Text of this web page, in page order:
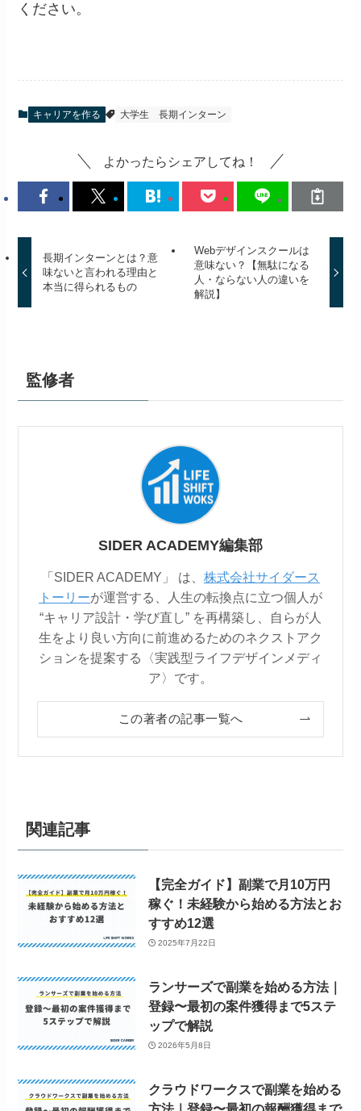
ください。
キャリアを作る 大学生 長期インターン
よかったらシェアしてね！
長期インターンとは？意
味ないと言われる理由と
本当に得られるもの
Webデザインスクールは
意味ない？【無駄になる
人・ならない人の違いを
解説】
監修者
SIDER ACADEMY編集部
「SIDER ACADEMY」 は、 株式会社サイダース
トーリーが運営する、人生の転換点に立つ個人が
“キャリア設計・学び直し” を再構築し、自らが人
生をより良い方向に前進めるためのネクストアク
ションを提案する〈実践型ライフデザインメディ
ア〉です。
この著者の記事一覧へ
関連記事
【完全ガイド】副業で月10万円
稼ぐ！未経験から始める方法とお
すすめ12選
2025年7月22日
ランサーズで副業を始める方法｜
登録〜最初の案件獲得まで5ステ
ップで解説
2026年5月8日
クラウドワークスで副業を始める